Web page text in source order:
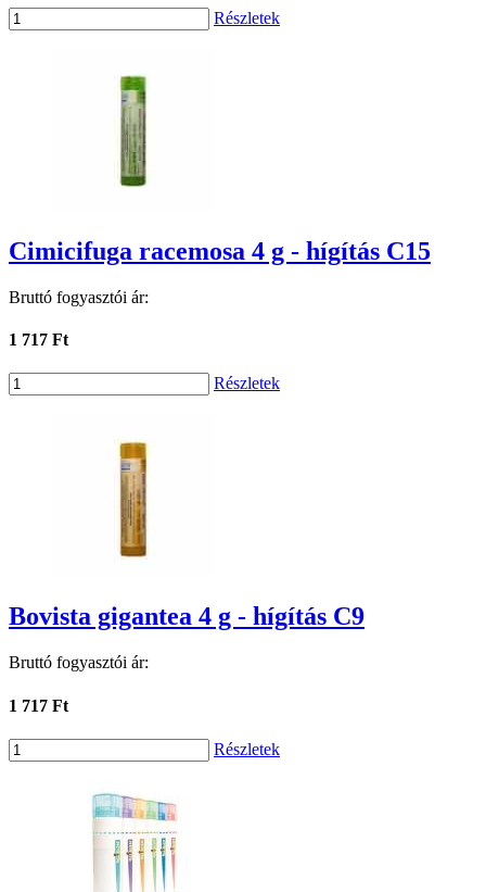
Részletek
Cimicifuga racemosa 4 g - hígítás C15
Bruttó fogyasztói ár:
1 717 Ft
Részletek
Bovista gigantea 4 g - hígítás C9
Bruttó fogyasztói ár:
1 717 Ft
Részletek